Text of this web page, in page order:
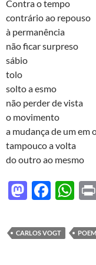
o
n
o
o
A
p
Contra o tempo
contrário ao repouso
à permanência
não ficar surpreso
sábio
tolo
solto a esmo
não perder de vista
o movimento
a mudança de um em
tampouco a volta
do outro ao mesmo
M
to
d
F
e
b
W
at
s
CARLOS VOGT